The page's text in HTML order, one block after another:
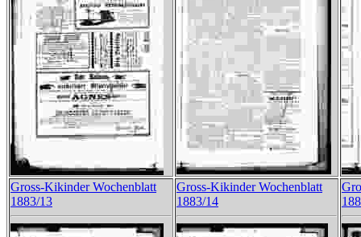
Gross-Kikinder Wochenblatt
1883/13
Gross-Kikinder Wochenblatt
1883/14